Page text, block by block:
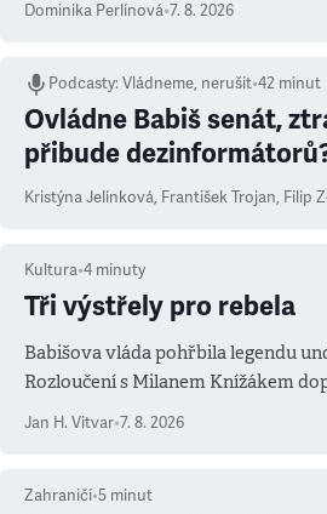
Dominika Perlínová•7. 8. 2026
Podcasty:Vládneme, nerušit•42 minut
Ovládne Babiš senát,
přibude
Kristýna Jelínková, František Trojan, Filip
Kultura•4 minuty
Tři výstřely pro rebela
Babišova vláda pohřbila legendu
Rozloučení s Milanem Knížákem
salvy i kritika pokrokářů
Jan H. Vitvar•7. 8. 2026
Zahraničí•5 minut